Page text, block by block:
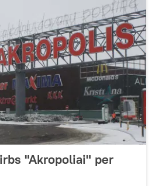
"Akropoliai" per